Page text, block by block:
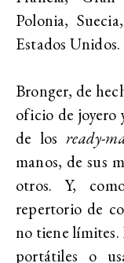
Polonia,
Estados Unidos.
Bronger, de
oficio de joyero
de losready-
manos, de sus
otros. Y,
repertorio de
no tiene límites.
portátiles o